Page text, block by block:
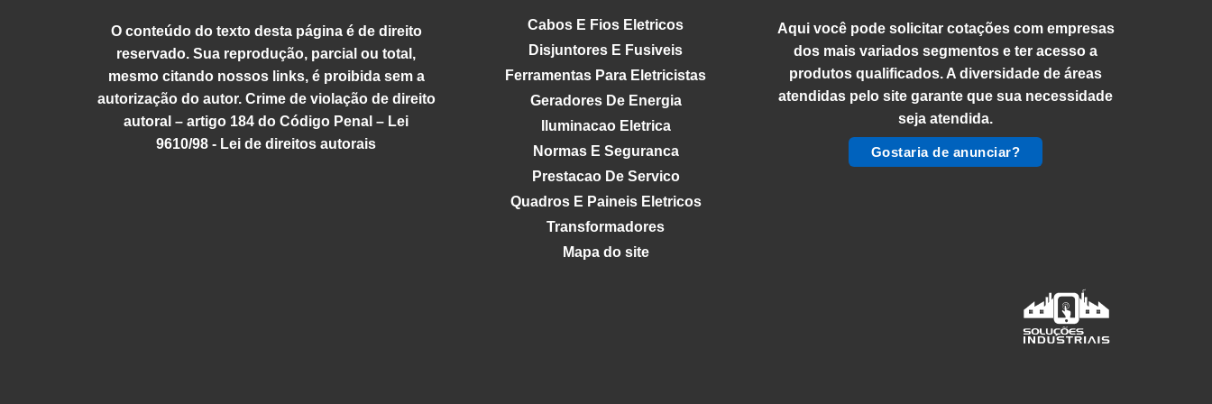
para que o trabalho possa ser
realizado com eficiência e
precisão.
O conteúdo do texto desta página é de direito
reservado. Sua reprodução, parcial ou total,
mesmo citando nossos links, é proibida sem a
autorização do autor. Crime de violação de direito
autoral – artigo 184 do Código Penal – Lei
9610/98 - Lei de direitos autorais
Cabos E Fios Eletricos
Disjuntores E Fusiveis
Ferramentas Para Eletricistas
Geradores De Energia
Iluminacao Eletrica
Normas E Seguranca
Prestacao De Servico
Quadros E Paineis Eletricos
Transformadores
Mapa do site
Aqui você pode solicitar cotações com empresas
dos mais variados segmentos e ter acesso a
produtos qualificados. A diversidade de áreas
atendidas pelo site garante que sua necessidade
seja atendida.
Gostaria de anunciar?